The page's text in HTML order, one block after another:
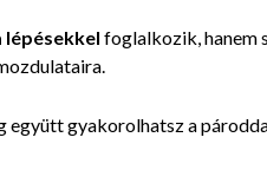
lépésekkel foglalkozik, hanem
együtt gyakorolhatsz a